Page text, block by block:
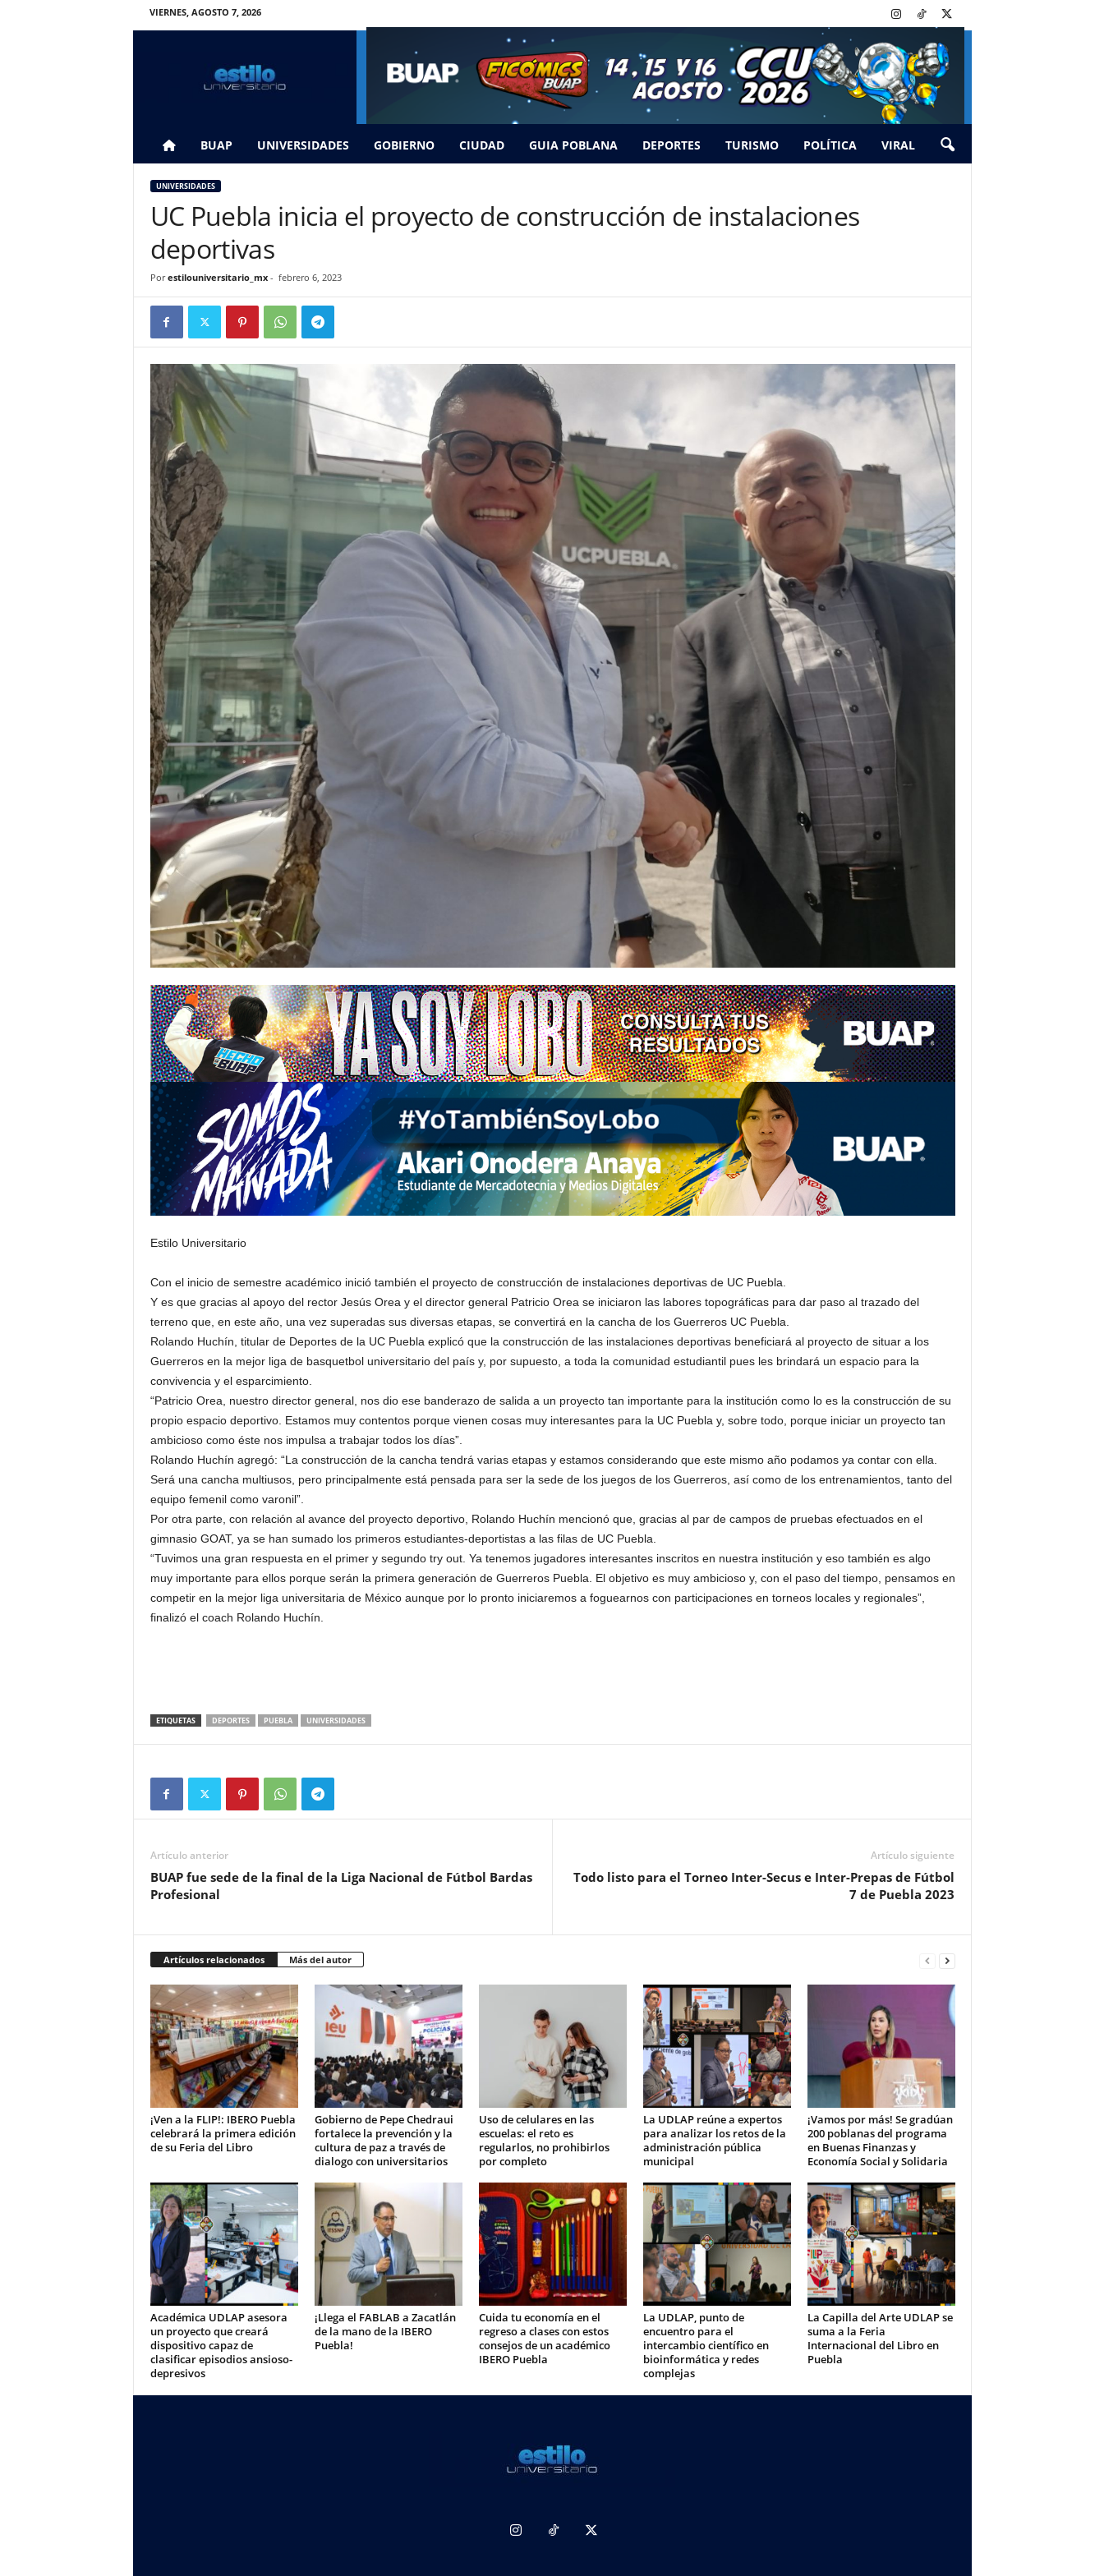
VIERNES, AGOSTO 7, 2026
a
o
BUAP UNIVERSIDADES GOBIERNO CIUDAD GUIA POBLANA DEPORTES TURISMO POLÍTICA VIRAL
UNIVERSIDADES
UC Puebla inicia el proyecto de construcción de instalaciones
deportivas
Por estilouniversitario_mx- febrero 6, 2023
Estilo Universitario
Con el inicio de semestre académico inició también el proyecto de construcción de instalaciones deportivas de UC Puebla.
Y es que gracias al apoyo del rector Jesús Orea y el director general Patricio Orea se iniciaron las labores topográficas para dar paso al trazado del
terreno que, en este año, una vez superadas sus diversas etapas, se convertirá en la cancha de los Guerreros UC Puebla.
Rolando Huchín, titular de Deportes de la UC Puebla explicó que la construcción de las instalaciones deportivas beneficiará al proyecto de situar a los
Guerreros en la mejor liga de basquetbol universitario del país y, por supuesto, a toda la comunidad estudiantil pues les brindará un espacio para la
convivencia y el esparcimiento.
“Patricio Orea, nuestro director general, nos dio ese banderazo de salida a un proyecto tan importante para la institución como lo es la construcción de su
propio espacio deportivo. Estamos muy contentos porque vienen cosas muy interesantes para la UC Puebla y, sobre todo, porque iniciar un proyecto tan
ambicioso como éste nos impulsa a trabajar todos los días”.
Rolando Huchín agregó: “La construcción de la cancha tendrá varias etapas y estamos considerando que este mismo año podamos ya contar con ella.
Será una cancha multiusos, pero principalmente está pensada para ser la sede de los juegos de los Guerreros, así como de los entrenamientos, tanto del
equipo femenil como varonil”.
Por otra parte, con relación al avance del proyecto deportivo, Rolando Huchín mencionó que, gracias al par de campos de pruebas efectuados en el
gimnasio GOAT, ya se han sumado los primeros estudiantes-deportistas a las filas de UC Puebla.
“Tuvimos una gran respuesta en el primer y segundo try out. Ya tenemos jugadores interesantes inscritos en nuestra institución y eso también es algo
muy importante para ellos porque serán la primera generación de Guerreros Puebla. El objetivo es muy ambicioso y, con el paso del tiempo, pensamos en
competir en la mejor liga universitaria de México aunque por lo pronto iniciaremos a foguearnos con participaciones en torneos locales y regionales”,
finalizó el coach Rolando Huchín.
ETIQUETAS DEPORTES PUEBLA UNIVERSIDADES
Artículo anterior
BUAP fue sede de la final de la Liga Nacional de Fútbol Bardas
Profesional
Artículo siguiente
Todo listo para el Torneo Inter-Secus e Inter-Prepas de Fútbol
7 de Puebla 2023
Artículos relacionados Más del autor
¡Ven a la FLIP!: IBERO Puebla
celebrará la primera edición
de su Feria del Libro
Gobierno de Pepe Chedraui
fortalece la prevención y la
cultura de paz a través de
dialogo con universitarios
Uso de celulares en las
escuelas: el reto es
regularlos, no prohibirlos
por completo
La UDLAP reúne a expertos
para analizar los retos de la
administración pública
municipal
¡Vamos por más! Se gradúan
200 poblanas del programa
en Buenas Finanzas y
Economía Social y Solidaria
Académica UDLAP asesora
un proyecto que creará
dispositivo capaz de
clasificar episodios ansioso-
depresivos
¡Llega el FABLAB a Zacatlán
de la mano de la IBERO
Puebla!
Cuida tu economía en el
regreso a clases con estos
consejos de un académico
IBERO Puebla
La UDLAP, punto de
encuentro para el
intercambio científico en
bioinformática y redes
complejas
La Capilla del Arte UDLAP se
suma a la Feria
Internacional del Libro en
Puebla